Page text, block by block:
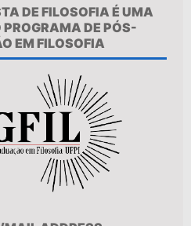
DE FILOSOFIA É UMA
DE PÓS-
EM FILOSOFIA